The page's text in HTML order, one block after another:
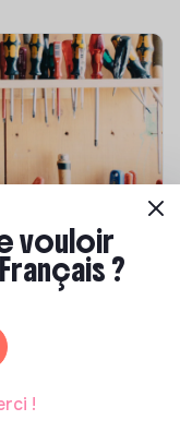
écologique
vouloir
?
!